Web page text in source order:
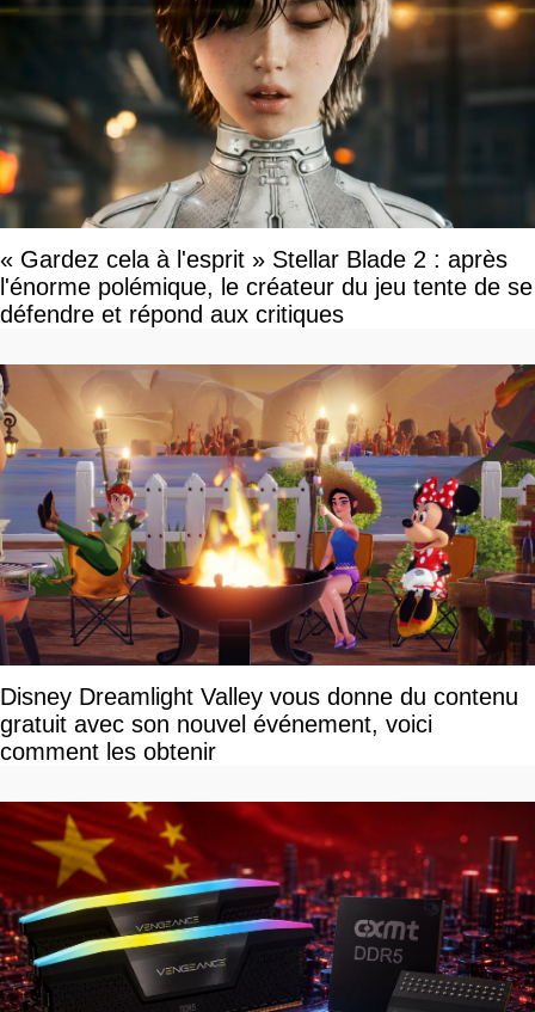
« Gardez cela à l'esprit » Stellar Blade 2 : après
l'énorme polémique, le créateur du jeu tente de se
défendre et répond aux critiques
Disney Dreamlight Valley vous donne du contenu
gratuit avec son nouvel événement, voici
comment les obtenir